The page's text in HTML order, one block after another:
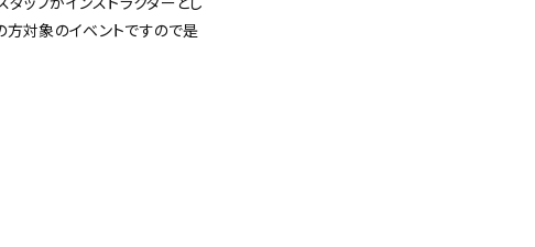
方対象のイベントですので是